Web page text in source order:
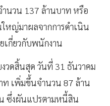
นวน 137 ล้านบาท หรือ
หญ่มาผลจากการดำเนิน
เกี่ยวกับพนักงาน
ดสิ้นสุด วันที่ 31 ธันวาคม
เพิ่มขึ้นจำนวน 87 ล้าน
ซึ่งผันแปรตามหนี้สิน